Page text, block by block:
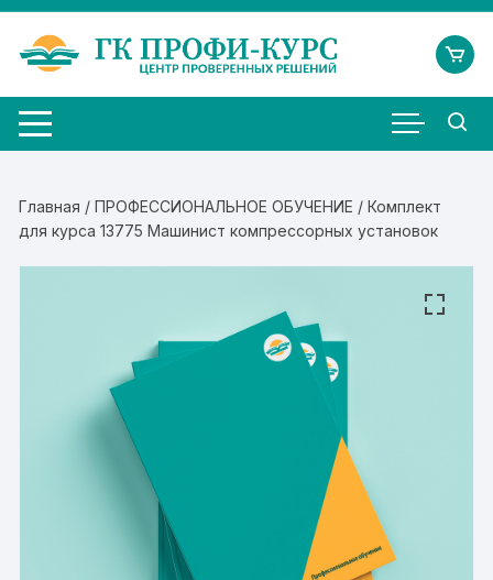
Перейти
содержимому
Главная /ПРОФЕССИОНАЛЬНОЕ ОБУЧЕНИЕ / Комплект
для курса 13775 Машинист компрессорных установок